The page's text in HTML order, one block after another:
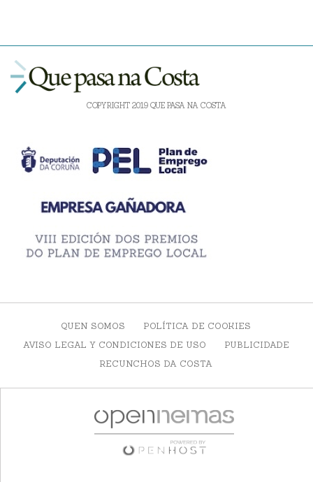
COPYRIGHT 2019 QUE PASA NA COSTA
QUEN SOMOS
POLÍTICA DE COOKIES
AVISO LEGAL Y CONDICIONES DE USO
PUBLICIDADE
RECUNCHOS DA COSTA